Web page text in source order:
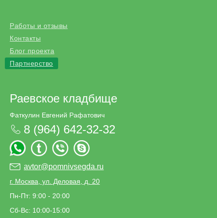
Работы и отзывы
Контакты
Блог проекта
Партнерство
Раевское кладбище
Фаткулин Евгений Рафатович
8 (964) 642-32-32
avtor@pomnivsegda.ru
г. Москва, ул. Деловая, д. 20
Пн-Пт: 9:00 - 20:00
Сб-Вс: 10:00-15:00